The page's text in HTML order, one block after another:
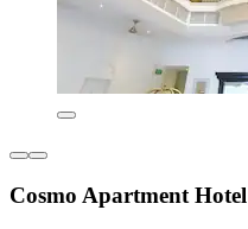
Cosmo Apartment Hotel